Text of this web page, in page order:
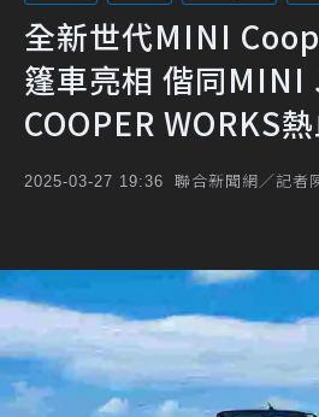
全新世代MINI
篷車亮相 偕同MINI
COOPER WORKS
2025-03-27 19:36 聯合新聞網／記者